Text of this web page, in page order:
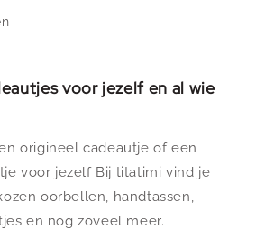
voor jezelf en al wie
origineel cadeautje of een
voor jezelf Bij titatimi vind je
oorbellen, handtassen,
en nog zoveel meer.